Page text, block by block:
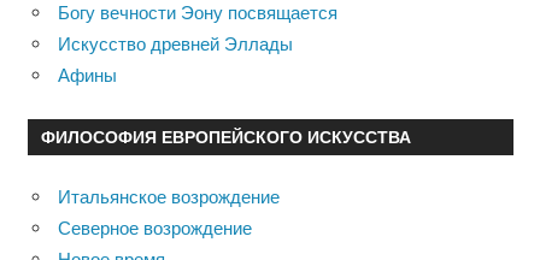
Богу вечности Эону посвящается
Искусство древней Эллады
Афины
ФИЛОСОФИЯ ЕВРОПЕЙСКОГО ИСКУССТВА
Итальянское возрождение
Северное возрождение